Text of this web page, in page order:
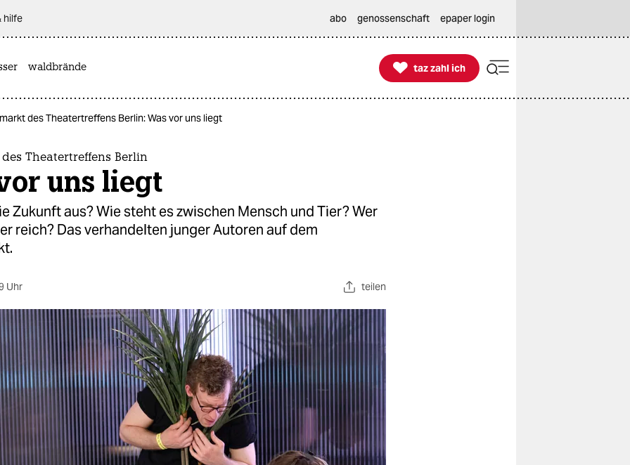
hilfe abo genossenschaft epaper login
waldbrände 
taz zahl ich
taz zahl ich
des Theatertreffens Berlin: Was vor uns liegt
Theatertreffens Berlin
uns liegt
Zukunft aus? Wie steht es zwischen Mensch und Tier? Wer
reich? Das verhandelten junger Autoren auf dem
Uhr teilen